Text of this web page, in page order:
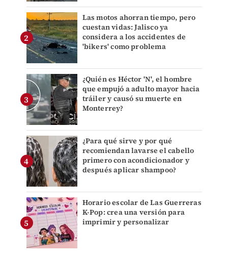
Las motos ahorran tiempo, pero
cuestan vidas: Jalisco ya
considera a los accidentes de
'bikers' como problema
¿Quién es Héctor 'N', el hombre
que empujó a adulto mayor hacia
tráiler y causó su muerte en
Monterrey?
¿Para qué sirve y por qué
recomiendan lavarse el cabello
primero con acondicionador y
después aplicar shampoo?
Horario escolar de Las Guerreras
K-Pop: crea una versión para
imprimir y personalizar